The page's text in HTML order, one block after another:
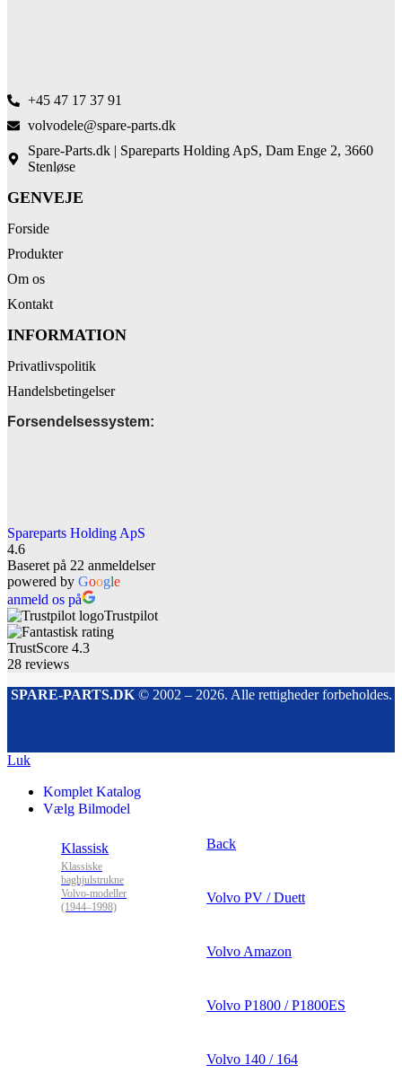
+45 47 17 37 91
volvodele@spare-parts.dk
Spare-Parts.dk | Spareparts Holding ApS, Dam Enge 2, 3660
Stenløse
GENVEJE
Forside
Produkter
Om os
Kontakt
INFORMATION
Privatlivspolitik
Handelsbetingelser
Forsendelsessystem:
Spareparts Holding ApS
4.6
Baseret på 22 anmeldelser
powered by Google
anmeld os på
Trustpilot
TrustScore 4.3
28 reviews
SPARE-PARTS.DK© 2002 – 2026. Alle rettigheder forbeholdes.
Luk
Komplet Katalog
Vælg Bilmodel
Klassisk
Klassiske
baghjulstrukne
Volvo-modeller
(1944–1998)
Back
Volvo PV / Duett
Volvo Amazon
Volvo P1800 / P1800ES
Volvo 140 / 164